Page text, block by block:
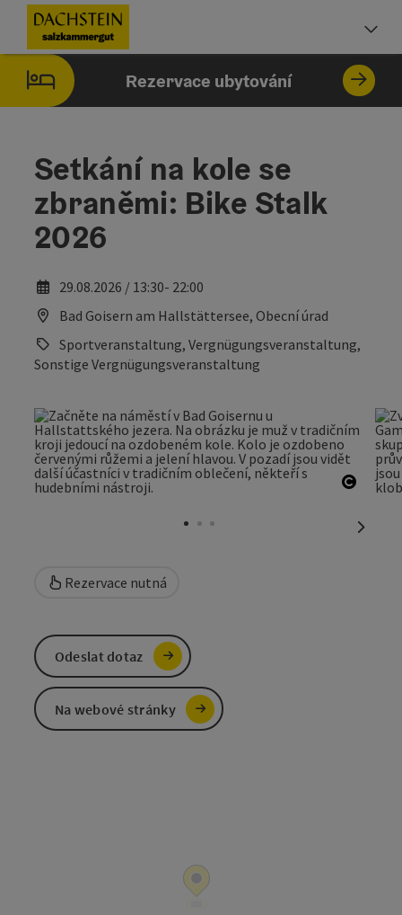
ObsahAccesskey
[0]
NavigaceAccesskey
[1]
Začátek stránky
Rezervace ubytování
Setkání na kole se
zbraněmi: Bike Stalk
2026
29.08.2026 / 13:30- 22:00
Bad Goisern am Hallstättersee, Obecní úrad
Sportveranstaltung, Vergnügungsveranstaltung,
Sonstige Vergnügungsveranstaltung
Rezervace nutná
Odeslat dotaz
Na webové stránky